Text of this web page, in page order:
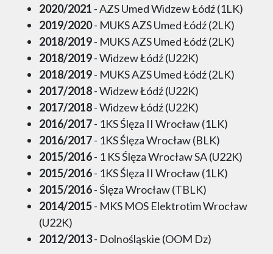
2020/2021 - AZS Umed Widzew Łódź (1LK)
2019/2020- MUKS AZS Umed Łódź (2LK)
2018/2019- MUKS AZS Umed Łódź (2LK)
2018/2019- Widzew Łódź (U22K)
2018/2019- MUKS AZS Umed Łódź (2LK)
2017/2018- Widzew Łódź (U22K)
2017/2018- Widzew Łódź (U22K)
2016/2017- 1KS Ślęza II Wrocław (1LK)
2016/2017- 1KS Ślęza Wrocław (BLK)
2015/2016- 1 KS Ślęza Wrocław SA (U22K)
2015/2016- 1KS Ślęza II Wrocław (1LK)
2015/2016- Ślęza Wrocław (TBLK)
2014/2015- MKS MOS Elektrotim Wrocław
(U22K)
2012/2013- Dolnośląskie (OOM Dz)